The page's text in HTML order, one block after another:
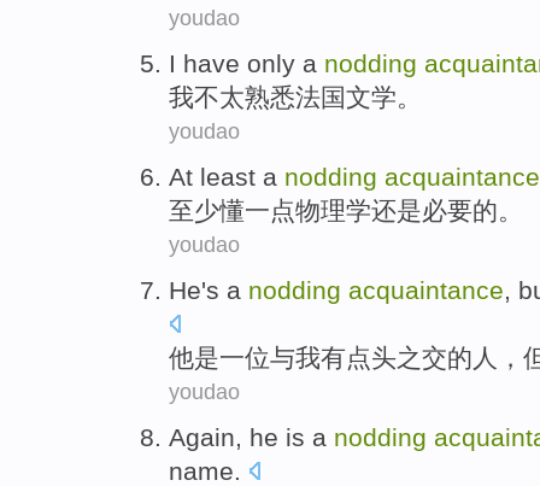
youdao
I have only a nodding
我不太熟悉法国文学。
youdao
At least a nodding acquaintance
至少懂一点物理学还是必要的。
youdao
He's a nodding acquaintance,
他是一位与我有点头之交的人，
youdao
Again, he is a nodding
name